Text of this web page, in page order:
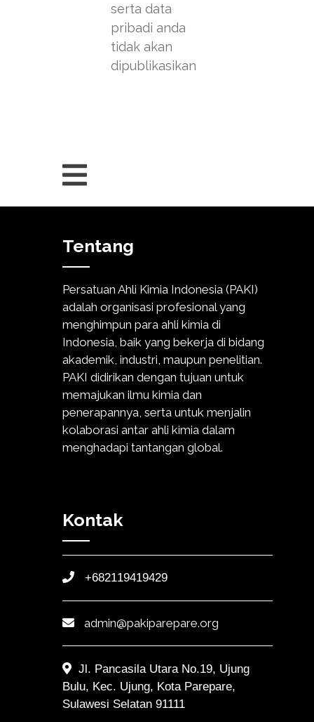
serta data
pribadi anda
tidak akan
dipublikasikan
Tentang
Persatuan Ahli Kimia Indonesia (PAKI)
adalah organisasi profesional yang
menghimpun para ahli kimia di
Indonesia, baik yang bekerja di bidang
akademik, industri, maupun penelitian.
PAKI didirikan dengan tujuan untuk
memajukan ilmu kimia dan
penerapannya, serta untuk menjalin
kolaborasi antar ahli kimia dalam
menghadapi tantangan global.
Kontak
+682119419429
admin@pakiparepare.org
Jl. Pancasila Utara No.19, Ujung
Bulu, Kec. Ujung, Kota Parepare,
Sulawesi Selatan 91111